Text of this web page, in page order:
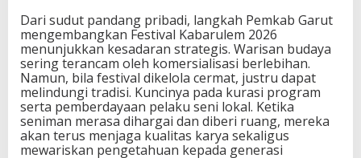
Dari sudut pandang pribadi, langkah Pemkab Garut
mengembangkan Festival Kabarulem 2026
menunjukkan kesadaran strategis. Warisan budaya
sering terancam oleh komersialisasi berlebihan.
Namun, bila festival dikelola cermat, justru dapat
melindungi tradisi. Kuncinya pada kurasi program
serta pemberdayaan pelaku seni lokal. Ketika
seniman merasa dihargai dan diberi ruang, mereka
akan terus menjaga kualitas karya sekaligus
mewariskan pengetahuan kepada generasi